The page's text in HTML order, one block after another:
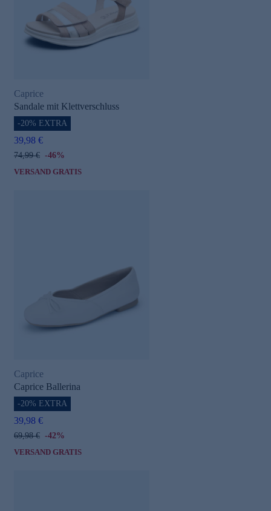
Caprice
Sandale mit Klettverschluss
-20% EXTRA
39,98 €
74,99 € -46%
VERSAND GRATIS
Caprice
Caprice Ballerina
-20% EXTRA
39,98 €
69,98 € -42%
VERSAND GRATIS